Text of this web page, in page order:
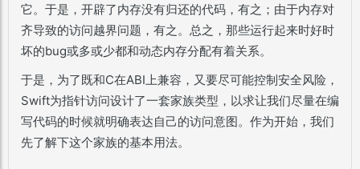
它。于是，开辟了内存没有归还的代码，有之；由于内存对
齐导致的访问越界问题，有之。总之，那些运行起来时好时
坏的bug或多或少都和动态内存分配有着关系。
于是，为了既和C在ABI上兼容，又要尽可能控制安全风险，
Swift为指针访问设计了一套家族类型，以求让我们尽量在编
写代码的时候就明确表达自己的访问意图。作为开始，我们
先了解下这个家族的基本用法。